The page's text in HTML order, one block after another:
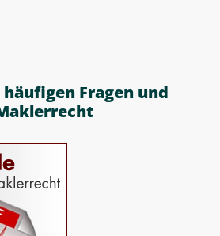
Fragen und